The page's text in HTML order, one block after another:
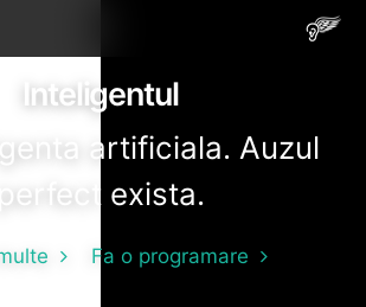
Inteligentul
artificiala. Auzul
perfect exista.
Fa o programare